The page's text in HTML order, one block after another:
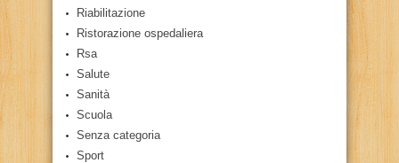
Riabilitazione
Ristorazione ospedaliera
Rsa
Salute
Sanità
Scuola
Senza categoria
Sport